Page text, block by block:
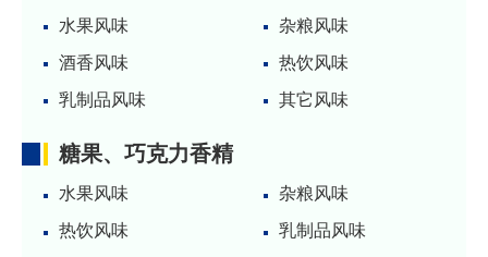
水果风味
杂粮风味
酒香风味
热饮风味
乳制品风味
其它风味
糖果、巧克力香精
水果风味
杂粮风味
热饮风味
乳制品风味